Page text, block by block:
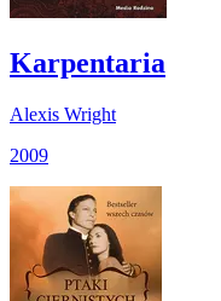
Karpentaria
Alexis Wright
2009